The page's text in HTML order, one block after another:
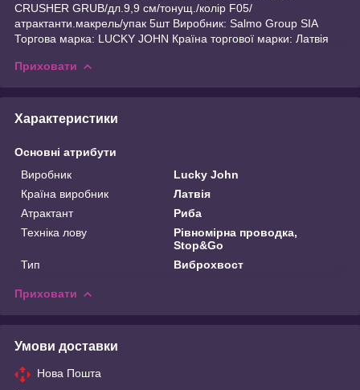
CRUSHER GRUB/дл.9,9 см/тонущ./колір F05/
атрактанти.макрель/упак 5шт Виробник: Salmo Group SIA
Торгова марка: LUCKY JOHN Країна торгової марки: Латвія
Приховати
Характеристики
Основні атрибути
Виробник
Lucky John
Країна виробник
Латвія
Атрактант
Риба
Техніка лову
Рівномірна проводка,
Stop&Go
Тип
Виброхвост
Приховати
Умови доставки
Нова Пошта